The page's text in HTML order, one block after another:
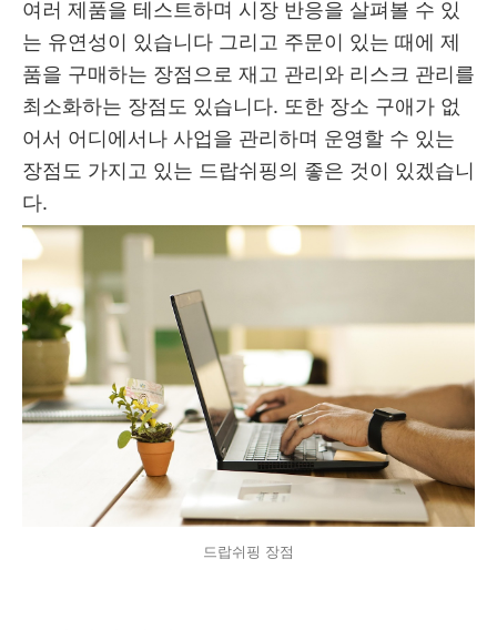
여러 제품을 테스트하며 시장 반응을 살펴볼 수 있
는 유연성이 있습니다 그리고 주문이 있는 때에 제
품을 구매하는 장점으로 재고 관리와 리스크 관리를
최소화하는 장점도 있습니다. 또한 장소 구애가 없
어서 어디에서나 사업을 관리하며 운영할 수 있는
장점도 가지고 있는 드랍쉬핑의 좋은 것이 있겠습니
다.
드랍쉬핑 장점